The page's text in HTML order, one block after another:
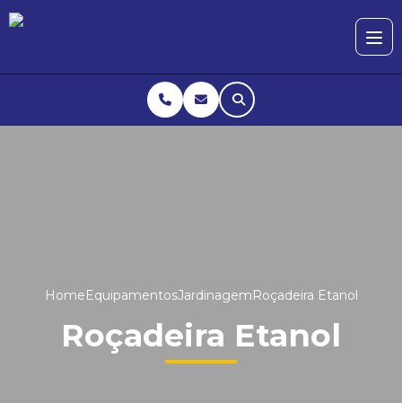
HomeEquipamentosJardinagemRoçadeira Etanol
Roçadeira Etanol